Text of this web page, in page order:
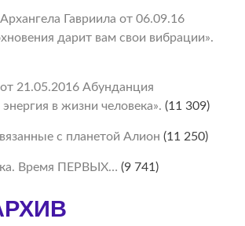
Гавриила от 06.09.16
дарит вам свои вибрации».
21.05.2016 Абунданция
в жизни человека». (11 309)
с планетой Алион (11 250)
Время ПЕРВЫХ… (9 741)